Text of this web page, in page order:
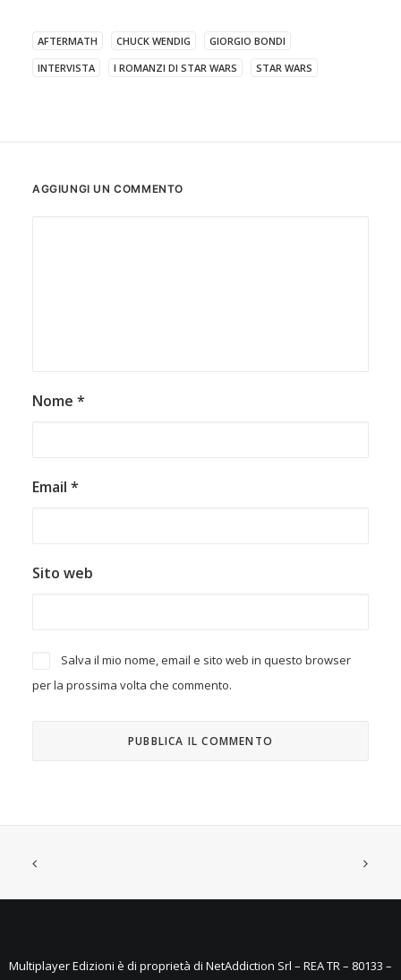
AFTERMATH CHUCK WENDIG
GIORGIO BONDI
INTERVISTA
I ROMANZI DI STAR WARS STAR WARS
AGGIUNGI UN COMMENTO
Nome *
Email *
Sito web
Salva il mio nome, email e sito web in questo browser
per la prossima volta che commento.
Multiplayer Edizioni è di proprietà di NetAddiction Srl – REA TR – 80133 –